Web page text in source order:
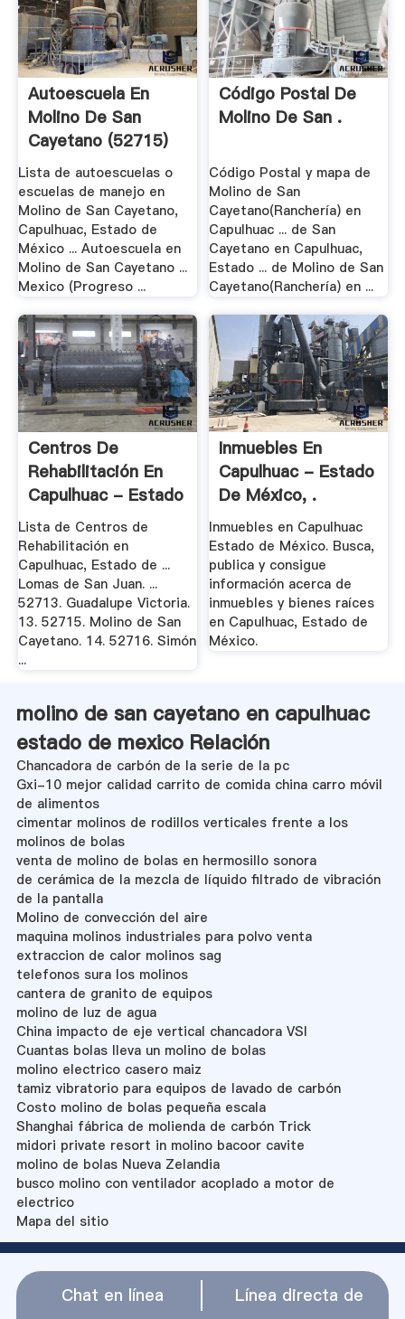
Autoescuela En
Molino De San
Cayetano (52715)
Lista de autoescuelas o
escuelas de manejo en
Molino de San Cayetano,
Capulhuac, Estado de
México ... Autoescuela en
Molino de San Cayetano ...
Mexico (Progreso ...
Código Postal De
Molino De San .
Código Postal y mapa de
Molino de San
Cayetano(Ranchería) en
Capulhuac ... de San
Cayetano en Capulhuac,
Estado ... de Molino de San
Cayetano(Ranchería) en ...
Centros De
Rehabilitación En
Capulhuac - Estado
.
Lista de Centros de
Rehabilitación en
Capulhuac, Estado de ...
Lomas de San Juan. ...
52713. Guadalupe Victoria.
13. 52715. Molino de San
Cayetano. 14. 52716. Simón
...
Inmuebles En
Capulhuac - Estado
De México, .
Inmuebles en Capulhuac
Estado de México. Busca,
publica y consigue
información acerca de
inmuebles y bienes raíces
en Capulhuac, Estado de
México.
molino de san cayetano en capulhuac
estado de mexico Relación
Chancadora de carbón de la serie de la pc
Gxi-10 mejor calidad carrito de comida china carro móvil
de alimentos
cimentar molinos de rodillos verticales frente a los
molinos de bolas
venta de molino de bolas en hermosillo sonora
de cerámica de la mezcla de líquido filtrado de vibración
de la pantalla
Molino de convección del aire
maquina molinos industriales para polvo venta
extraccion de calor molinos sag
telefonos sura los molinos
cantera de granito de equipos
molino de luz de agua
China impacto de eje vertical chancadora VSI
Cuantas bolas lleva un molino de bolas
molino electrico casero maiz
tamiz vibratorio para equipos de lavado de carbón
Costo molino de bolas pequeña escala
Shanghai fábrica de molienda de carbón Trick
midori private resort in molino bacoor cavite
molino de bolas Nueva Zelandia
busco molino con ventilador acoplado a motor de
electrico
Mapa del sitio
Chat en línea
Línea directa de